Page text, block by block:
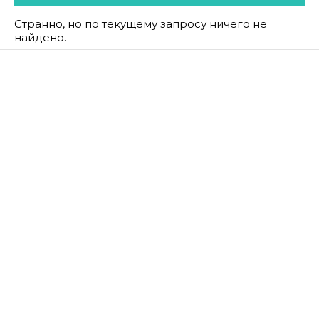
Странно, но по текущему запросу ничего не
найдено.